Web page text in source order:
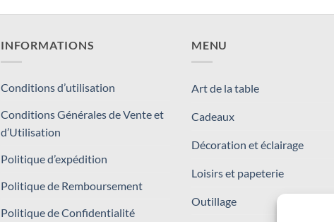
INFORMATIONS
Conditions d’utilisation
Conditions Générales de Vente et
d’Utilisation
Politique d’expédition
Politique de Remboursement
Politique de Confidentialité
MENU
Art de la table
Cadeaux
Décoration et éclairage
Loisirs et papeterie
Outillage